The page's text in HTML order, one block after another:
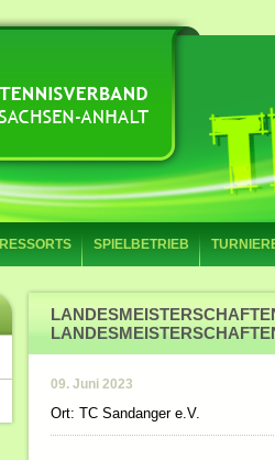
RESSORTS SPIELBETRIEB
09. Juni 2023
Ort: TC Sandanger e.V.